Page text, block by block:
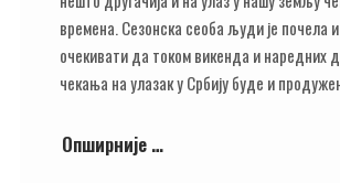
времена. Сезонска сеоба људи је почела
очекивати да током викенда и наредних
чекања на улазак у Србију буде и
Опширније …